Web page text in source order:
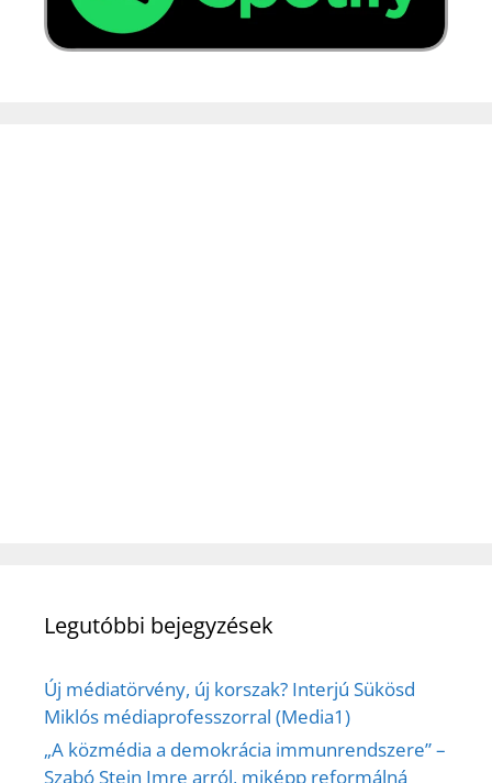
Legutóbbi bejegyzések
Új médiatörvény, új korszak? Interjú Sükösd
Miklós médiaprofesszorral (Media1)
„A közmédia a demokrácia immunrendszere” –
Szabó Stein Imre arról, miképp reformálná